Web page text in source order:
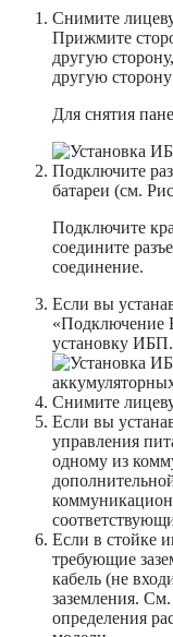
Снимите
Прижмите
другую
другую
Для снятия
Подключите
батареи (см.
Подключите
соедините
соединение.
Если вы
«Подключение
установку ИБП.
Снимите
Если вы
управления
одному из
Если в стойке
требующие
кабель (не
заземления.
определения